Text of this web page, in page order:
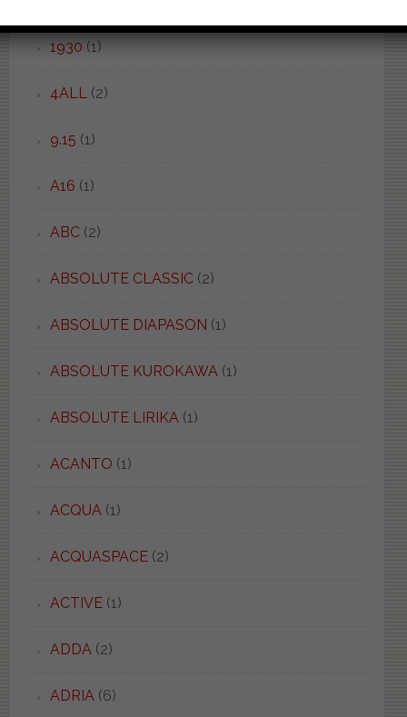
1930 (1)
4ALL(2)
9.15 (1)
A16 (1)
ABC(2)
ABSOLUTE CLASSIC(2)
ABSOLUTE DIAPASON (1)
ABSOLUTE KUROKAWA(1)
ABSOLUTE LIRIKA(1)
ACANTO (1)
ACQUA(1)
ACQUASPACE(2)
ACTIVE(1)
ADDA(2)
ADRIA(6)